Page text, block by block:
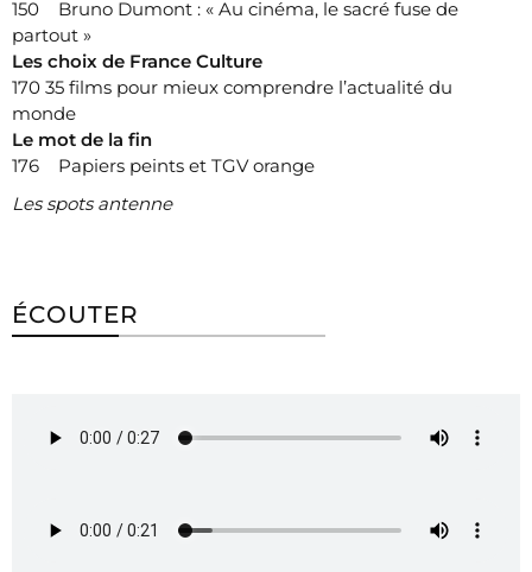
150 Bruno Dumont : « Au cinéma, le sacré fuse de
partout »
Les choix de France Culture
170 35 films pour mieux comprendre l’actualité du
monde
Le mot de la fin
176 Papiers peints et TGV orange
Les spots antenne
ÉCOUTER